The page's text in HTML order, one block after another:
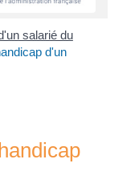
salarié du
d'un